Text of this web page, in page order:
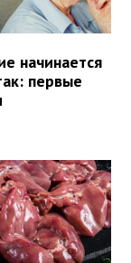
начинается
первые